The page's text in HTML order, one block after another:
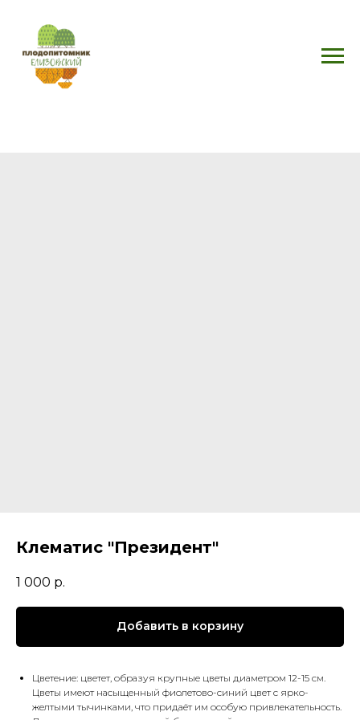
Клематис "Президент"
1 000 р.
Добавить в корзину
Цветение: цветет, образуя крупные цветы диаметром 12-15 см.
Цветы имеют насыщенный фиолетово-синий цвет с ярко-
желтыми тычинками, что придаёт им особую привлекательность.